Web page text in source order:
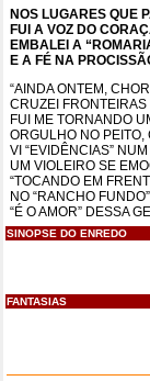
NOS LUGARES QUE
FUI A VOZ DO
EMBALEI A
E A FÉ NA
“AINDA ONTEM,
CRUZEI
FUI ME TORNANDO
ORGULHO NO PEITO,
VI “EVIDÊNCIAS”
UM VIOLEIRO SE
“TOCANDO EM
NO “RANCHO
“É O AMOR” DESSA
SINOPSE DO ENREDO
FANTASIAS